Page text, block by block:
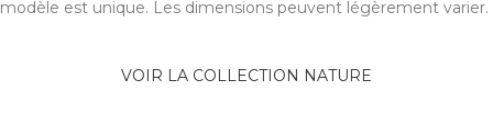
modèle est unique. Les dimensions peuvent légèrement varier.
VOIR LA COLLECTION NATURE